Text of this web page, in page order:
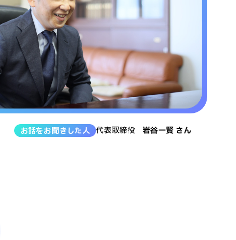
お話をお聞きした人 代表取締役岩谷一賢 さん